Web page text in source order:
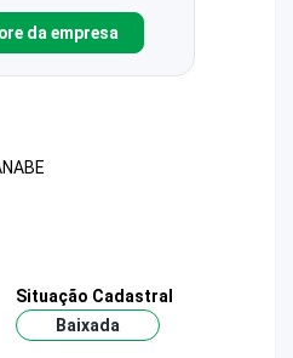
da empresa
Situação Cadastral
Baixada